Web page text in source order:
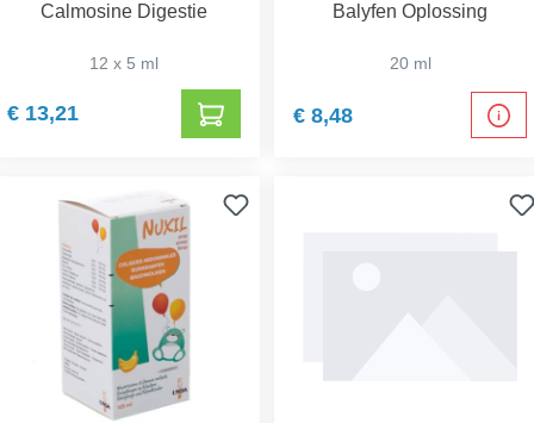
Calmosine Digestie
12 x 5 ml
€ 13,21
Balyfen Oplossing
20 ml
€ 8,48